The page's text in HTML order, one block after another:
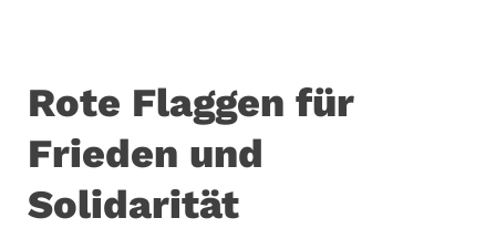
Rote Flaggen für
Frieden und
Solidarität